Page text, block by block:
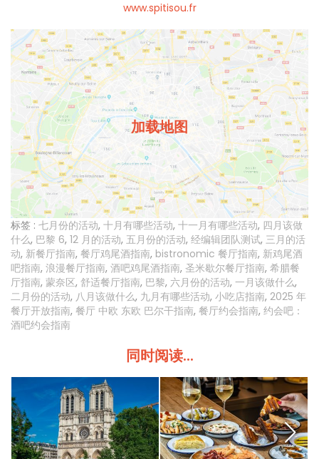
www.spitisou.fr
加载地图
标签 : 七月份的活动, 十月有哪些活动, 十一月有哪些活动, 四月该做
什么, 巴黎 6, 12 月的活动, 五月份的活动, 经编辑团队测试, 三月的活
动, 新餐厅指南, 餐厅鸡尾酒指南, bistronomic 餐厅指南, 新鸡尾酒
吧指南, 浪漫餐厅指南, 酒吧鸡尾酒指南, 圣米歇尔餐厅指南, 希腊餐
厅指南, 蒙奈区, 舒适餐厅指南, 巴黎, 六月份的活动, 一月该做什么,
二月份的活动, 八月该做什么, 九月有哪些活动, 小吃店指南, 2025 年
餐厅开放指南, 餐厅 中欧 东欧 巴尔干指南, 餐厅约会指南, 约会吧：
酒吧约会指南
同时阅读...